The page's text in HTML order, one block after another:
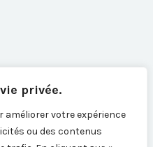
privée.
améliorer votre expérience
ou des contenus
recontacterons dès que
en ligne.